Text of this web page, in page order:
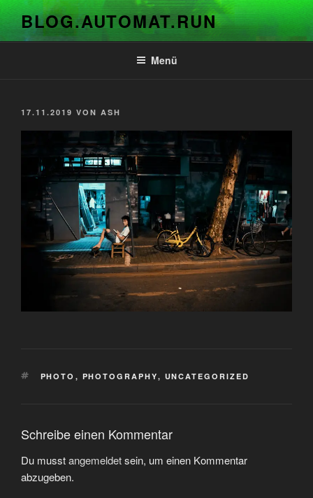
Zum
Inhalt
springen
BLOG.AUTOMAT.RUN
Menü
VERÖFFENTLICHT
17.11.2019 VON ASH
SCHLAGWÖRTER
PHOTO , PHOTOGRAPHY, UNCATEGORIZED
Schreibe einen Kommentar
Du musstangemeldetsein, um einen Kommentar
abzugeben.